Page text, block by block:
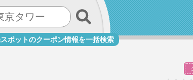
ポットのクーポン情報を一括検索